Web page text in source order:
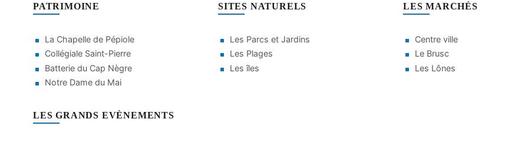
PATRIMOINE
La Chapelle de Pépiole
Collégiale Saint-Pierre
Batterie du Cap Nègre
Notre Dame du Mai
SITES NATURELS
Les Parcs et Jardins
Les Plages
Les îles
LES MARCHÉS
Centre ville
Le Brusc
Les Lônes
LES GRANDS EVÈNEMENTS